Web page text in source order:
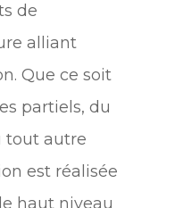
de
alliant
Que ce soit
partiels, du
tout autre
est réalisée
haut niveau